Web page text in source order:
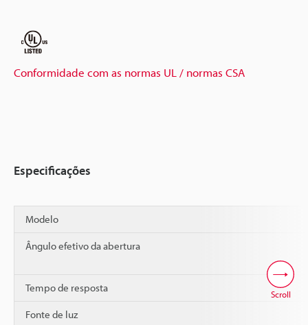
Conformidade com as normas UL / normas CSA
Especificações
Modelo
Ângulo efetivo da abertura
Tempo de resposta
Fonte de luz
Scroll